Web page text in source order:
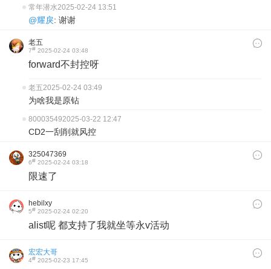
常年潜水2025-02-24 13:51
@耀戾: 谢谢
老五
7# 2025-02-24 03:48
forward不封控呀
老五2025-02-24 03:49
为啥我是原钻
800035492025-03-22 12:47
CD2一刮削就风控
325047369
6# 2025-02-24 03:18
限速了
hebilxy
5# 2025-02-24 02:20
alist呢 都支持了我就坐等永v活动
宏宏大哥
4# 2025-02-23 17:45